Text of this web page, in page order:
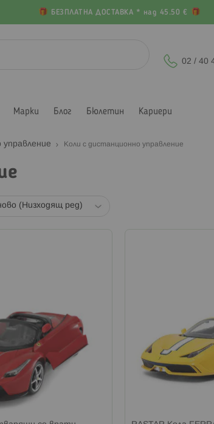
БЕЗПЛАТНА ДОСТАВКА * над 45.50 €
02 / 40
Марки Блог Бюлетин Кариери
Коли с дистанционно управление